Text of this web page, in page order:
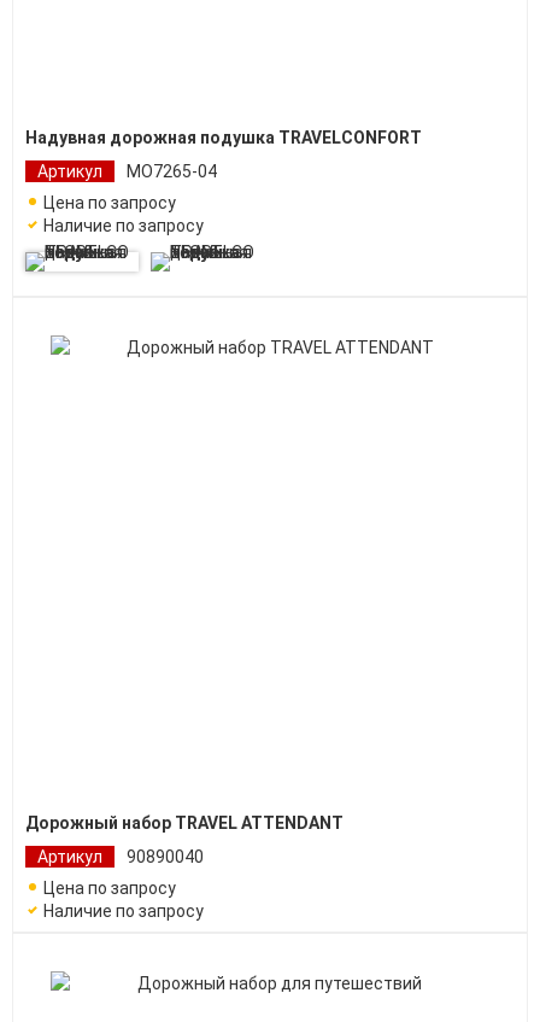
Надувная дорожная подушка TRAVELCONFORT
Артикул
MO7265-04
Цена по запросу
Наличие по запросу
Дорожный набор TRAVEL ATTENDANT
Артикул
90890040
Цена по запросу
Наличие по запросу